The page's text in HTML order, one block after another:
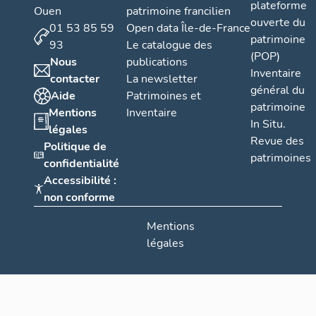
Ouen
01 53 85 59
93
Nous
contacter
Aide
Mentions
légales
Politique de
confidentialité
Accessibilité :
non conforme
patrimoine francilien
Open data Île-de-France
Le catalogue des
publications
La newsletter
Patrimoines et
Inventaire
plateforme
ouverte du
patrimoine
(POP)
Inventaire
général du
patrimoine
In Situ.
Revue des
patrimoines
Mentions
légales